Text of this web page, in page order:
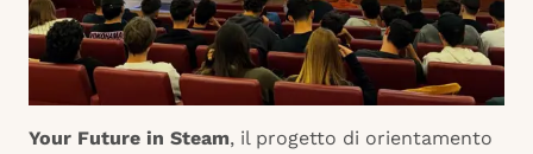
Your Future in Steam, il progetto di orientamento